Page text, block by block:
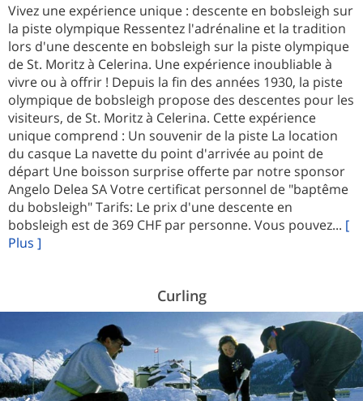
Vivez une expérience unique : descente en bobsleigh sur
la piste olympique Ressentez l'adrénaline et la tradition
lors d'une descente en bobsleigh sur la piste olympique
de St. Moritz à Celerina. Une expérience inoubliable à
vivre ou à offrir ! Depuis la fin des années 1930, la piste
olympique de bobsleigh propose des descentes pour les
visiteurs, de St. Moritz à Celerina. Cette expérience
unique comprend : Un souvenir de la piste La location
du casque La navette du point d'arrivée au point de
départ Une boisson surprise offerte par notre sponsor
Angelo Delea SA Votre certificat personnel de "baptême
du bobsleigh" Tarifs: Le prix d'une descente en
bobsleigh est de 369 CHF par personne. Vous pouvez... [
Plus ]
Curling